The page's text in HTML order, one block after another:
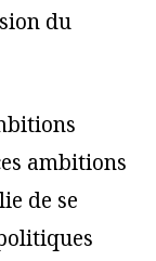
du
ambitions
de se